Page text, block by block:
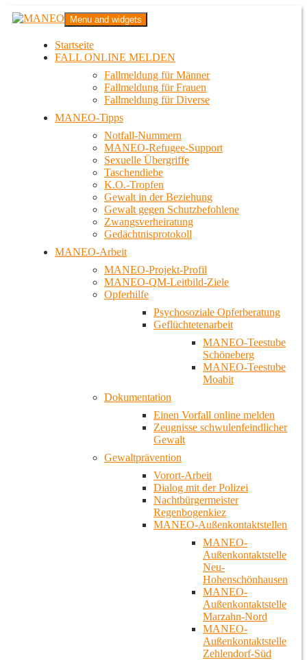
Zum
InhaltMANEO
Das schwule Anti-Gewalt-Projekt in Berlin
Menu and widgets
Startseite
FALL ONLINE MELDEN
Fallmeldung für Männer
Fallmeldung für Frauen
Fallmeldung für Diverse
MANEO-Tipps
Notfall-Nummern
MANEO-Refugee-Support
Sexuelle Übergriffe
Taschendiebe
K.O.-Tropfen
Gewalt in der Beziehung
Gewalt gegen Schutzbefohlene
Zwangsverheiratung
Gedächtnisprotokoll
MANEO-Arbeit
MANEO-Projekt-Profil
MANEO-QM-Leitbild-Ziele
Opferhilfe
Psychosoziale Opferberatung
Geflüchtetenarbeit
MANEO-Teestube
Schöneberg
MANEO-Teestube
Moabit
Dokumentation
Einen Vorfall online melden
Zeugnisse schwulenfeindlicher
Gewalt
Gewaltprävention
Vorort-Arbeit
Dialog mit der Polizei
Nachtbürgermeister
Regenbogenkiez
MANEO-Außenkontaktstellen
MANEO-
Außenkontaktstelle
Neu-
Hohenschönhausen
MANEO-
Außenkontaktstelle
Marzahn-Nord
MANEO-
Außenkontaktstelle
Zehlendorf-Süd